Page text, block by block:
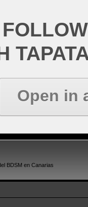
Open in
BDSM en Canarias